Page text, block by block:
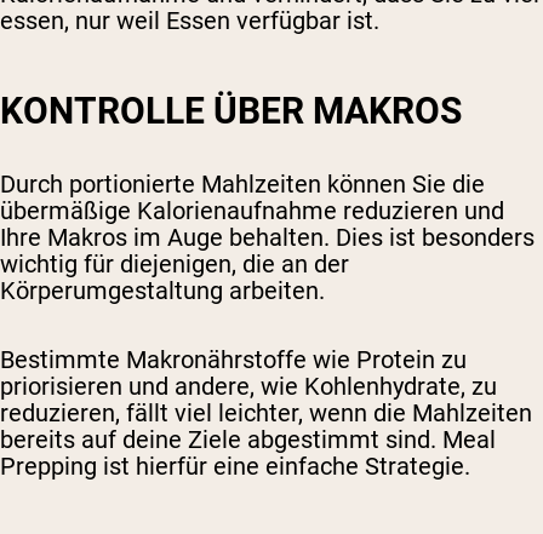
essen, nur weil Essen verfügbar ist.
KONTROLLE ÜBER MAKROS
Durch portionierte Mahlzeiten können Sie die
übermäßige Kalorienaufnahme reduzieren und
Ihre Makros im Auge behalten. Dies ist besonders
wichtig für diejenigen, die an der
Körperumgestaltung arbeiten.
Bestimmte Makronährstoffe wie Protein zu
priorisieren und andere, wie Kohlenhydrate, zu
reduzieren, fällt viel leichter, wenn die Mahlzeiten
bereits auf deine Ziele abgestimmt sind. Meal
Prepping ist hierfür eine einfache Strategie.